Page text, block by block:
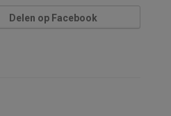
Delen op Facebook